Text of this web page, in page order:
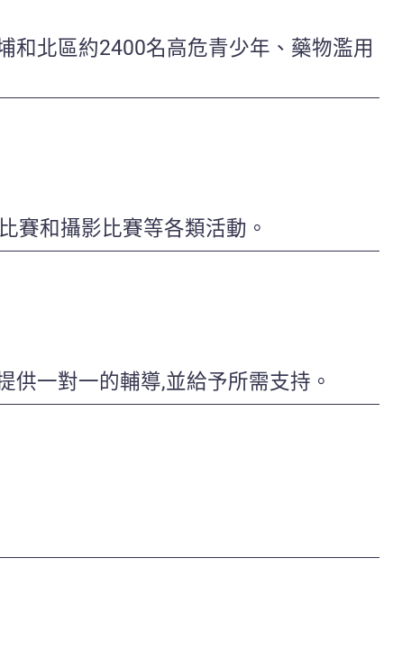
和北區約2400名高危青少年、藥物濫用
賽和攝影比賽等各類活動。
一對一的輔導,並給予所需支持。